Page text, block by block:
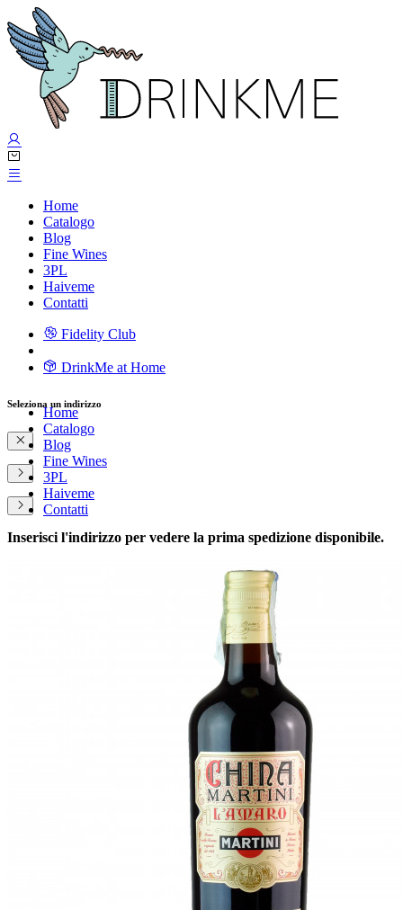
Home
Catalogo
Blog
Fine Wines
3PL
Haiveme
Contatti
Fidelity Club
DrinkMe at Home
Home
Catalogo
Blog
Fine Wines
3PL
Haiveme
Contatti
Seleziona un indirizzo
Inserisci l'indirizzo per vedere la prima spedizione disponibile.